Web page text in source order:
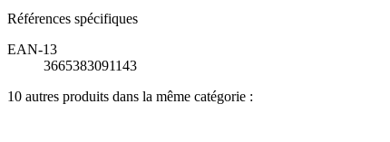
Références spécifiques
EAN-13
3665383091143
10 autres produits dans la même catégorie :